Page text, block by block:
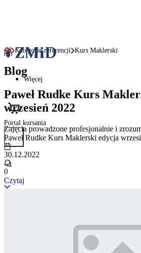
Więcej
Portal kursanta
Kategorie referencji Kurs Maklerski
Blog
Paweł Rudke Kurs
wrzesień 2022
Zajęcia prowadzone profesjonalnie i
Paweł Rudke Kurs Maklerski edycja
30.12.2022
0
Czytaj